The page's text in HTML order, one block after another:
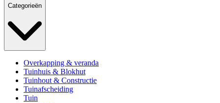
Categorieën
Overkapping & veranda
Tuinhuis & Blokhut
Tuinhout & Constructie
Tuinafscheiding
Tuin